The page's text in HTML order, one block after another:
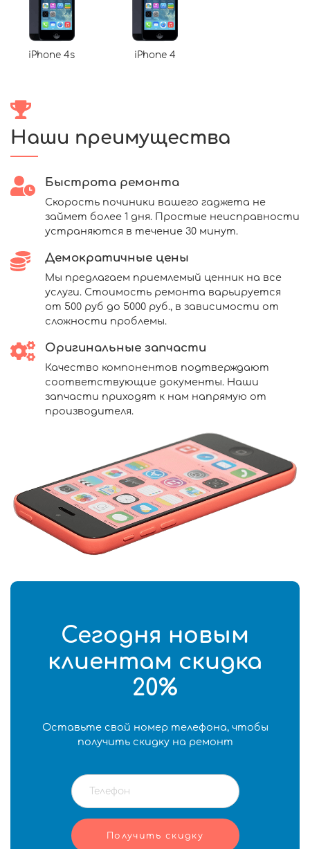
iPhone 4s iPhone 4
Наши преимущества
Быстрота ремонта
Скорость починики вашего гаджета не
займет более 1 дня. Простые неисправности
устраняются в течение 30 минут.
Демократичные цены
Мы предлагаем приемлемый ценник на все
услуги. Стоимость ремонта варьируется
от 500 руб до 5000 руб., в зависимости от
сложности проблемы.
Оригинальные запчасти
Качество компонентов подтверждают
соответствующие документы. Наши
запчасти приходят к нам напрямую от
производителя.
Сегодня новым
клиентам скидка
20%
Оставьте свой номер телефона, чтобы
получить скидку на ремонт